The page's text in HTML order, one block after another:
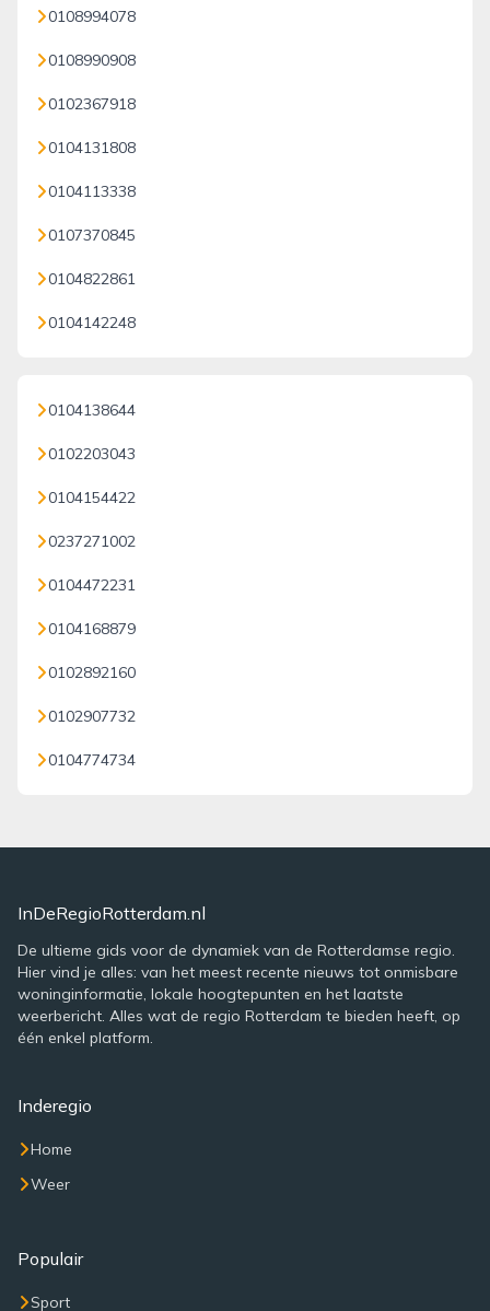
0108994078
0108990908
0102367918
0104131808
0104113338
0107370845
0104822861
0104142248
0104138644
0102203043
0104154422
0237271002
0104472231
0104168879
0102892160
0102907732
0104774734
InDeRegioRotterdam.nl
De ultieme gids voor de dynamiek van de Rotterdamse regio.
Hier vind je alles: van het meest recente nieuws tot onmisbare
woninginformatie, lokale hoogtepunten en het laatste
weerbericht. Alles wat de regio Rotterdam te bieden heeft, op
één enkel platform.
Inderegio
Home
Weer
Populair
Sport